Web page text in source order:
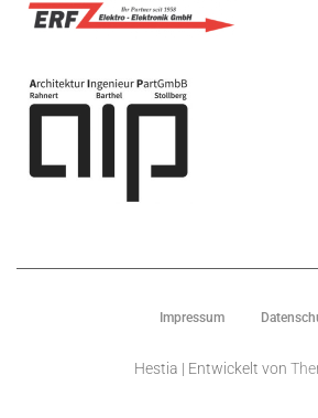
Impressum
Hestia | Entwickelt von